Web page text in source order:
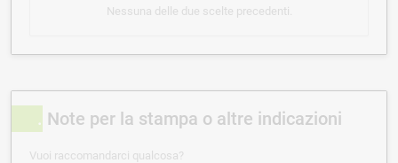
Nessuna delle due scelte precedenti.
Note per la stampa o altre indicazioni
Vuoi raccomandarci qualcosa?